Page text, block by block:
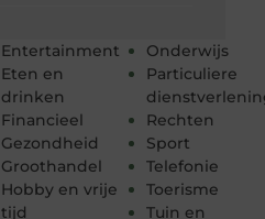
Entertainment
Eten en
drinken
Financieel
Gezondheid
Groothandel
Hobby en vrije
tijd
Onderwijs
Particuliere
Rechten
Sport
Telefonie
Toerisme
Tuin en